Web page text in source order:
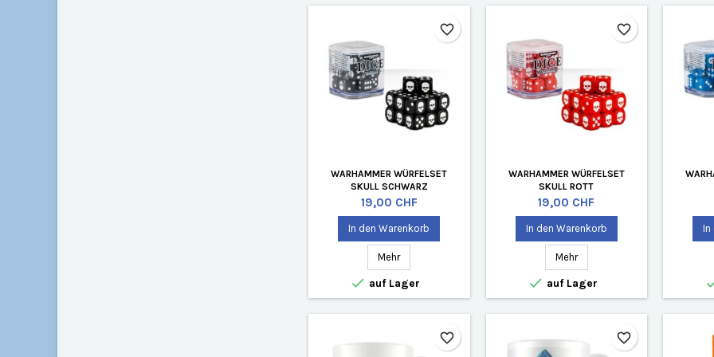
WARHAMMER WÜRFELSET
SKULL SCHWARZ
Preis
19,00 CHF
In den Warenkorb
Mehr
 auf Lager
favorite_border
WARHAMMER WÜRFELSET
SKULL ROTT
Preis
19,00 CHF
In den Warenkorb
Mehr
 auf Lager
favorite_border
In
favorite_border favorite_border